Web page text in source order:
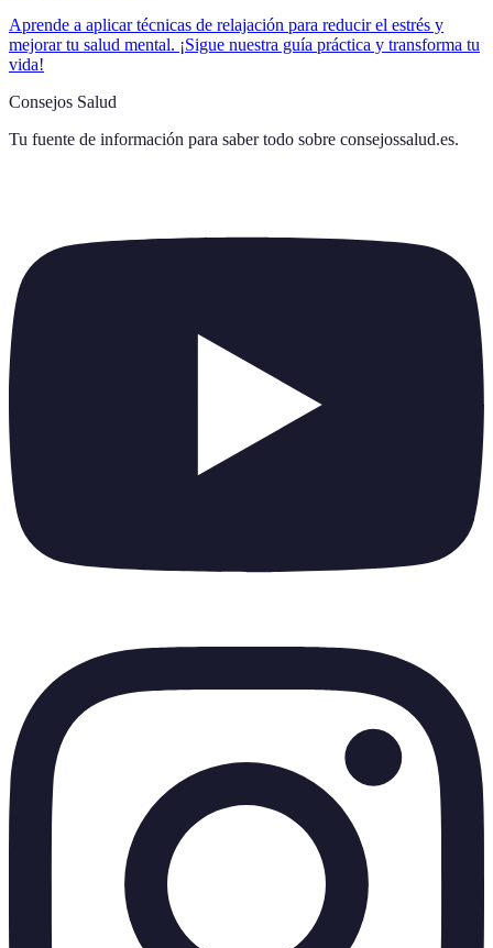
Aprende a aplicar técnicas de relajación para reducir el estrés y
mejorar tu salud mental. ¡Sigue nuestra guía práctica y transforma tu
vida!
Consejos Salud
Tu fuente de información para saber todo sobre consejossalud.es.